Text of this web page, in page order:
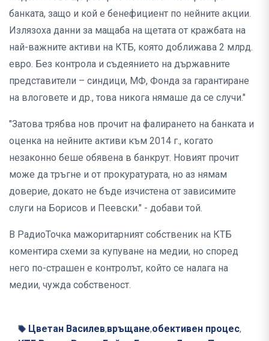
банката, защо и кой е бенефициент по нейните акции.
Излязоха данни за мащаба на щетата от кражбата на
най-важните активи на КТБ, която доближава 2 млрд.
евро. Без контрола и съдеянието на държавните
представители – синдици, МФ, Фонда за гарантиране
на влоговете и др., това никога нямаше да се случи."
"Затова трябва нов прочит на фалирането на банката и
оценка на нейните активи към 2014 г., когато
незаконно беше обявена в банкрут. Новият прочит
може да тръгне и от прокуратурата, но аз нямам
доверие, докато не бъде изчистена от зависимите
слуги на Борисов и Пеевски." - добави той.
В РадиоТочка мажоритарният собственик на КТБ
коментира схеми за купуване на медии, но според
него по-страшен е контролът, който се налага на
медии, чужда собственост.
Цветан Василев,връщане,обективен процес,